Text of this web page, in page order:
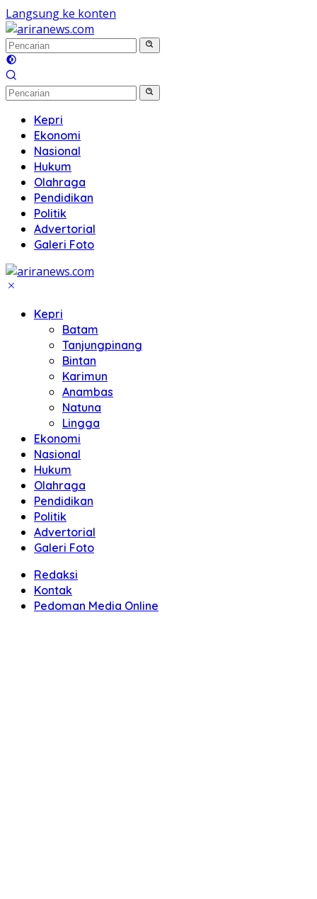
Langsung ke konten
Kepri
Ekonomi
Nasional
Hukum
Olahraga
Pendidikan
Politik
Advertorial
Galeri Foto
Kepri
Batam
Tanjungpinang
Bintan
Karimun
Anambas
Natuna
Lingga
Ekonomi
Nasional
Hukum
Olahraga
Pendidikan
Politik
Advertorial
Galeri Foto
Redaksi
Kontak
Pedoman Media Online